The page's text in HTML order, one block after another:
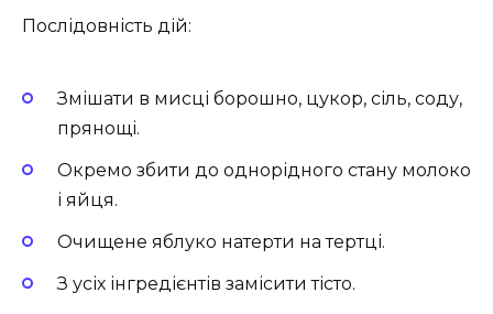
Послідовність дій:
Змішати в мисці борошно, цукор, сіль, соду,
прянощі.
Окремо збити до однорідного стану молоко
і яйця.
Очищене яблуко натерти на тертці.
З усіх інгредієнтів замісити тісто.